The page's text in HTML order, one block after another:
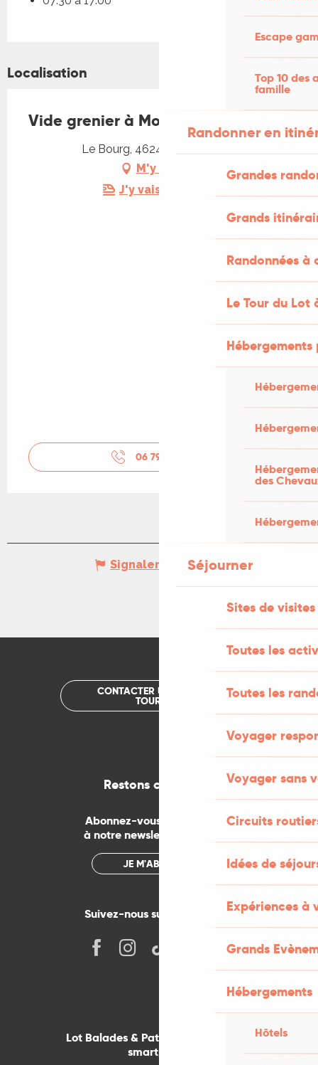
Escape
Top 10 des
famille
Randonner en
Grandes
Grands
Randonnées
Le Tour du Lot
des
Séjourner
Sites de visites
Toutes les
Toutes les
Voyager
Voyager sans
Circuits
Idées de
Expériences à
Grands
Hébergements
Hôtels
Localisation
Vide grenier à Montfaucon
Le Bourg, 46240 Montfaucon
M'y rendre
J'y vais en train !
06 79 35 91
Signaler une erreur
CONTACTER UN OFFICE DE
TOURISME
Restons connectés
Abonnez-vous gratuitement
à notre newsletter mensuelle
JE M'ABONNE
Suivez-nous sur les réseaux !
Lot Balades & Patrimoines sur votre
smartphone